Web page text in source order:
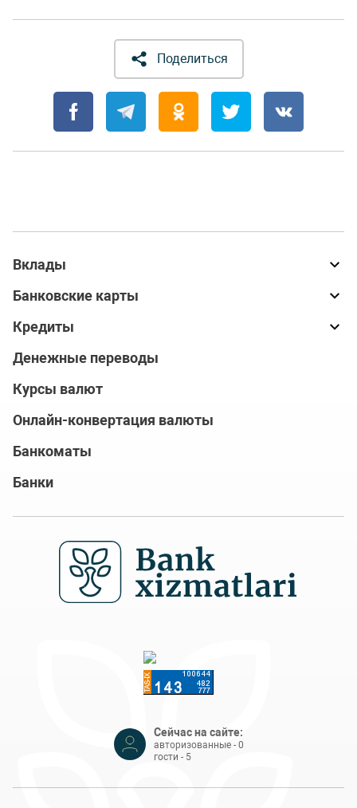
Поделиться
Вклады
Банковские карты
Кредиты
Денежные переводы
Курсы валют
Онлайн-конвертация валюты
Банкоматы
Банки
Сейчас на сайте:
авторизованные - 0
гости - 5